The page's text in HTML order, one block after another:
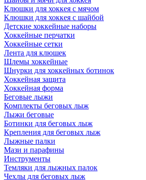
Клюшки для хоккея с мячом
Клюшки для хоккея с шайбой
Детские хоккейные наборы
Хоккейные перчатки
Хоккейные сетки
Лента для клюшек
Шлемы хоккейные
Шнурки для хоккейных ботинок
Хоккейная защита
Хоккейная форма
Беговые лыжи
Комплекты беговых лыж
Лыжи беговые
Ботинки для беговых лыж
Крепления для беговых лыж
Лыжные палки
Мази и парафины
Инструменты
Темляки для лыжных палок
Чехлы для беговых лыж